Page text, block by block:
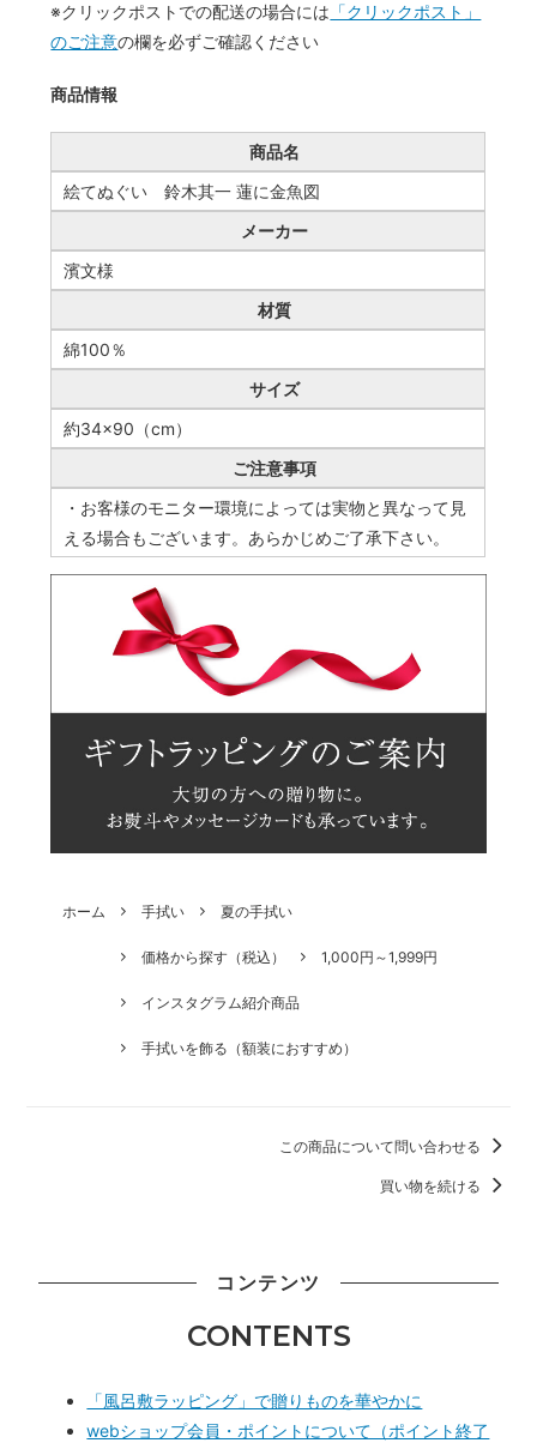
※クリックポストでの配送の場合には 「クリックポスト」
のご注意の欄を必ずご確認ください
商品情報
商品名
絵てぬぐい 鈴木其一 蓮に金魚図
メーカー
濱文様
材質
綿100％
サイズ
約34×90（cm）
ご注意事項
・お客様のモニター環境によっては実物と異なって見
える場合もございます。あらかじめご了承下さい。
ホーム 手拭い 夏の手拭い
価格から探す（税込） 1,000円～1,999円
インスタグラム紹介商品
手拭いを飾る（額装におすすめ）
この商品について問い合わせる
買い物を続ける
コンテンツ
CONTENTS
「風呂敷ラッピング」で贈りものを華やかに
webショップ会員・ポイントについて（ポイント終了